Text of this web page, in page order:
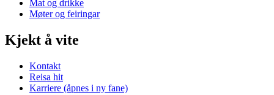
Mat og drikke
Møter og feiringar
Kjekt å vite
Kontakt
Reisa hit
Karriere (åpnes i ny fane)